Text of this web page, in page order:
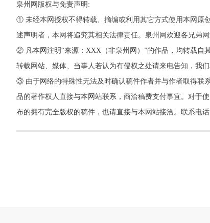
泉州网版权与免责声明:
① 未经本网授权不得转载、摘编或利用其它方式使用本网原
述声明者，本网将追究其相关法律责任。泉州网欢迎各兄弟网
② 凡本网注明“来源：XXX（非泉州网）”的作品，均转载自
转载网站、媒体、当事人若认为有侵权之处请来电告知，我们
③ 由于网络的特殊性无法及时确认稿件作者并与作者取得联
品的著作权人直接与本网站联系，商洽稿费支付事宜。对于
布的拥有完全版权的稿件，也请直接与本网站接洽。联系电话